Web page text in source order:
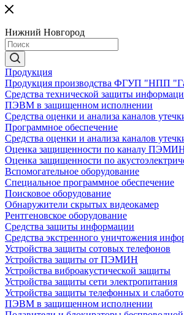
Нижний Новгород
Продукция
Продукция производства ФГУП "НПП
Средства технической защиты
ПЭВМ в защищенном исполнении
Средства оценки и анализа каналов
Программное обеспечение
Средства оценки и анализа каналов
Оценка защищенности по каналу
Оценка защищенности по
Вспомогательное оборудование
Специальное программное обеспечение
Поисковое оборудование
Обнаружители скрытых видеокамер
Рентгеновское оборудование
Средства защиты информации
Средства экстренного уничтожения
Устройства защиты сотовых телефонов
Устройства защиты от ПЭМИН
Устройства виброакустической защиты
Устройства защиты сети электропитания
Устройства защиты телефонных и
ПЭВМ в защищенном исполнении